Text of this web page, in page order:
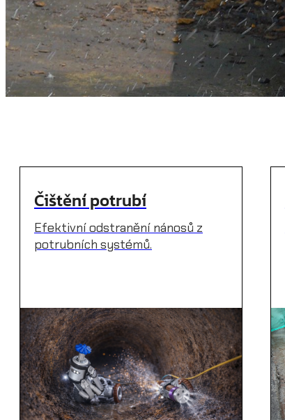
Čištění potrubí
Efektivní odstranění nánosů z
potrubních systémů.